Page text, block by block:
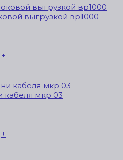
выгрузкой вр1000
+
кабеля мкр 03
+